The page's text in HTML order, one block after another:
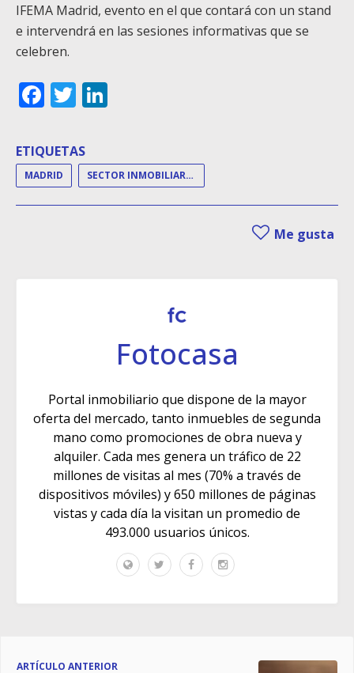
IFEMA Madrid, evento en el que contará con un stand
e intervendrá en las sesiones informativas que se
celebren.
Facebook
Twitter
ETIQUETAS
MADRID SECTOR INMOBILIARIO
Me gusta
Fotocasa
Portal inmobiliario que dispone de la mayor
oferta del mercado, tanto inmuebles de segunda
mano como promociones de obra nueva y
alquiler. Cada mes genera un tráfico de 22
millones de visitas al mes (70% a través de
dispositivos móviles) y 650 millones de páginas
vistas y cada día la visitan un promedio de
493.000 usuarios únicos.
ARTÍCULO ANTERIOR